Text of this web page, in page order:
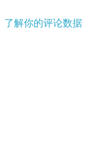
了解你的评论数据